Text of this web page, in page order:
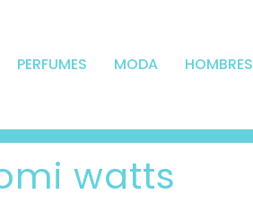
PERFUMES MODA HOMBRES
watts